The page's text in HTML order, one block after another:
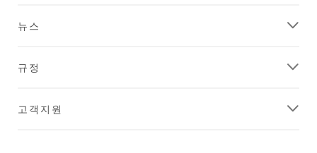
뉴스
규정
고객지원